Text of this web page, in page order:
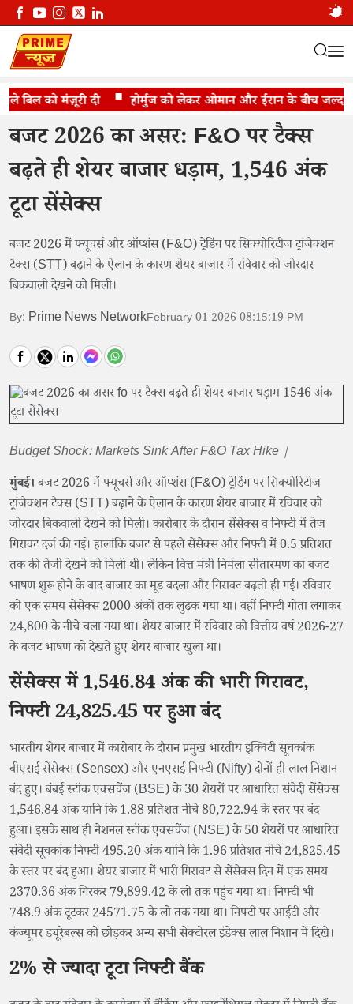
को मंज़ूरी दी होर्मुज को लेकर ओमान और ईरान के बीच जल्द
2026 ने बिगाड़ा शेयर मार्केट का सेंटीमेंट
बजट 2026 का असर: F&O पर टैक्स
बढ़ते ही शेयर बाजार धड़ाम, 1,546 अंक
टूटा सेंसेक्स
बजट 2026 में फ्यूचर्स और ऑप्शंस (F&O) ट्रेडिंग पर सिक्योरिटीज ट्रांजैक्शन
टैक्स (STT) बढ़ाने के ऐलान के कारण शेयर बाजार में रविवार को जोरदार
बिकवाली देखने को मिली।
By: Prime News NetworkFebruary 01 2026 08:15:19 PM
Budget Shock: Markets Sink After F&O Tax Hike |
मुंबई।बजट 2026 में फ्यूचर्स और ऑप्शंस (F&O) ट्रेडिंग पर सिक्योरिटीज
ट्रांजैक्शन टैक्स (STT) बढ़ाने के ऐलान के कारण शेयर बाजार में रविवार को
जोरदार बिकवाली देखने को मिली। कारोबार के दौरान सेंसेक्स व निफ्टी में तेज
गिरावट दर्ज की गई। हालांकि बजट से पहले सेंसेक्स और निफ्टी में 0.5 प्रतिशत
तक की तेजी देखने को मिली थी। लेकिन वित्त मंत्री निर्मला सीतारमण का बजट
भाषण शुरू होने के बाद बाजार का मूड बदला और गिरावट बढ़ती ही गई। रविवार
को एक समय सेंसेक्स 2000 अंकों तक लुढ़क गया था। वहीं निफ्टी गोता लगाकर
24,800 के नीचे चला गया था। शेयर बाजार में रविवार को वित्तीय वर्ष 2026-27
के बजट भाषण को देखते हुए शेयर बाजार खुला था।
सेंसेक्स में 1,546.84 अंक की भारी गिरावट,
निफ्टी 24,825.45 पर हुआ बंद
भारतीय शेयर बाजार में कारोबार के दौरान प्रमुख भारतीय इक्विटी सूचकांक
बीएसई सेंसेक्स (Sensex) और एनएसई निफ्टी (Nifty) दोनों ही लाल निशान
बंद हुए। बंबई स्टॉक एक्सचेंज (BSE) के 30 शेयरों पर आधारित संवेदी सेंसेक्स
1,546.84 अंक यानि कि 1.88 प्रतिशत नीचे 80,722.94 के स्तर पर बंद
हुआ। इसके साथ ही नेशनल स्टॉक एक्सचेंज (NSE) के 50 शेयरों पर आधारित
संवेदी सूचकांक निफ्टी 495.20 अंक यानि कि 1.96 प्रतिशत नीचे 24,825.45
के स्तर पर बंद हुआ। शेयर बाजार में भारी गिरावट से सेंसेक्स दिन में एक समय
2370.36 अंक गिरकर 79,899.42 के लो तक पहुंच गया था। निफ्टी भी
748.9 अंक टूटकर 24571.75 के लो तक गया था। निफ्टी पर आईटी और
कंज्यूमर ड्यूरेबल्स को छोड़कर अन्य सभी सेक्टोरल इंडेक्स लाल निशान में दिखे।
2% से ज्यादा टूटा निफ्टी बैंक